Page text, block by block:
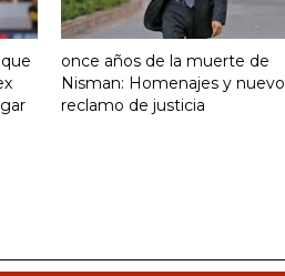
once años de la muerte de
Nisman: Homenajes y nuevo
reclamo de justicia